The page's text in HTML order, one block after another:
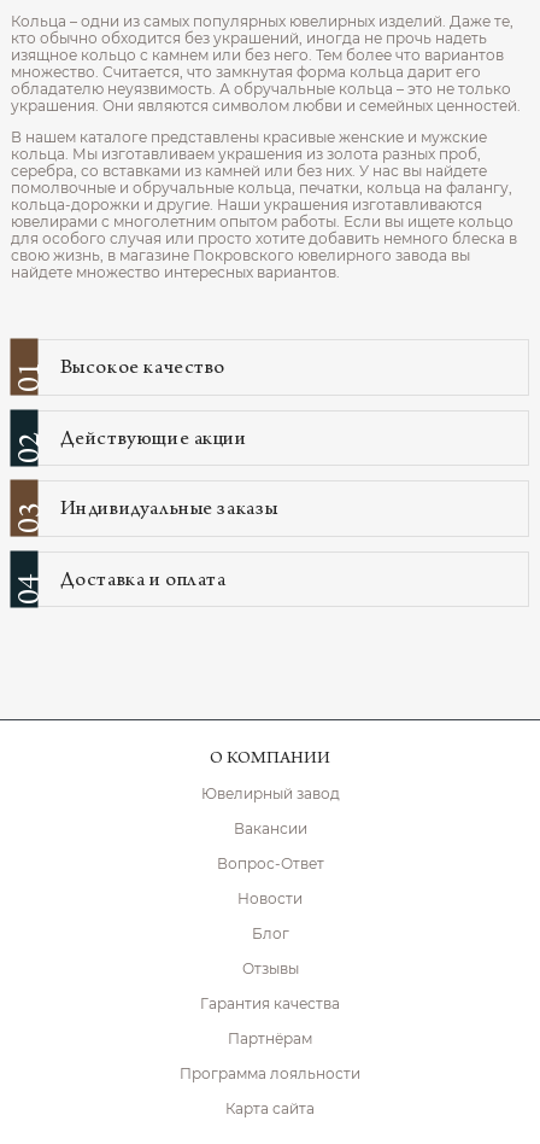
Кольца – одни из самых популярных ювелирных изделий. Даже те,
кто обычно обходится без украшений, иногда не прочь надеть
изящное кольцо с камнем или без него. Тем более что вариантов
множество. Считается, что замкнутая форма кольца дарит его
обладателю неуязвимость. А обручальные кольца – это не только
украшения. Они являются символом любви и семейных ценностей.
В нашем каталоге представлены красивые женские и мужские
кольца. Мы изготавливаем украшения из золота разных проб,
серебра, со вставками из камней или без них. У нас вы найдете
помолвочные и обручальные кольца, печатки, кольца на фалангу,
кольца-дорожки и другие. Наши украшения изготавливаются
ювелирами с многолетним опытом работы. Если вы ищете кольцо
для особого случая или просто хотите добавить немного блеска в
свою жизнь, в магазине Покровского ювелирного завода вы
найдете множество интересных вариантов.
01 Высокое качество
02 Действующие акции
03 Индивидуальные заказы
04 Доставка и оплата
О КОМПАНИИ
Ювелирный завод
Вакансии
Вопрос-Ответ
Новости
Блог
Отзывы
Гарантия качества
Партнёрам
Программа лояльности
Карта сайта